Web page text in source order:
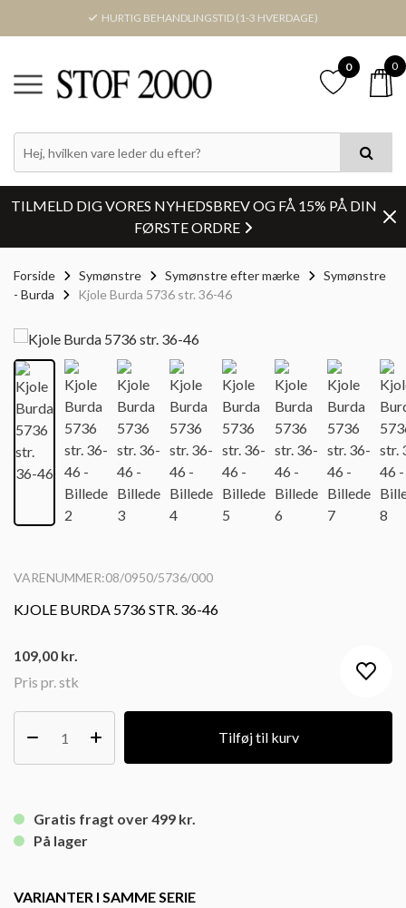
HURTIG BEHANDLINGSTID (1-3 HVERDAGE)
0 0
TILMELD DIG VORES NYHEDSBREV OG FÅ 15% PÅ DIN
FØRSTE ORDRE
Forside Symønstre Symønstre efter mærke
Symønstre
- Burda
Kjole Burda 5736 str. 36-46
VARENUMMER:08/0950/5736/000
KJOLE BURDA 5736 STR. 36-46
Pris pr. stk
109,00 kr.
Tilføj til kurv
Gratis fragt over 499 kr.
På lager
VARIANTER I SAMME SERIE